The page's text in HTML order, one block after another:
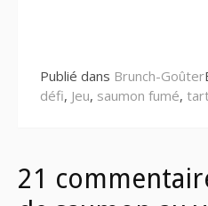
Publié dans Brunch-Goûter
défi, Jeu, saumon fumé,
21